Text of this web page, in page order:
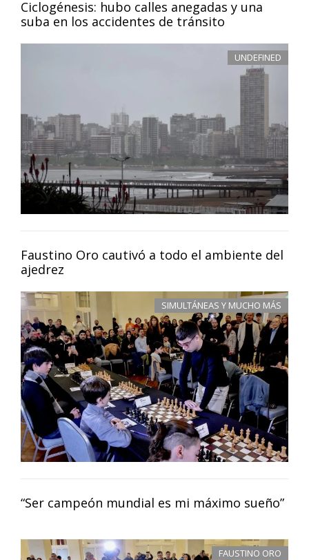
Ciclogénesis: hubo calles anegadas y una
suba en los accidentes de tránsito
UNDEFINED
Faustino Oro cautivó a todo el ambiente del
ajedrez
SIMULTÁNEAS Y MUCHO MÁS
“Ser campeón mundial es mi máximo sueño”
FAUSTINO ORO